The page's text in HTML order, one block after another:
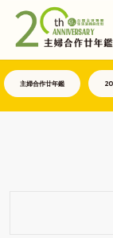
主婦合作廿年鑑